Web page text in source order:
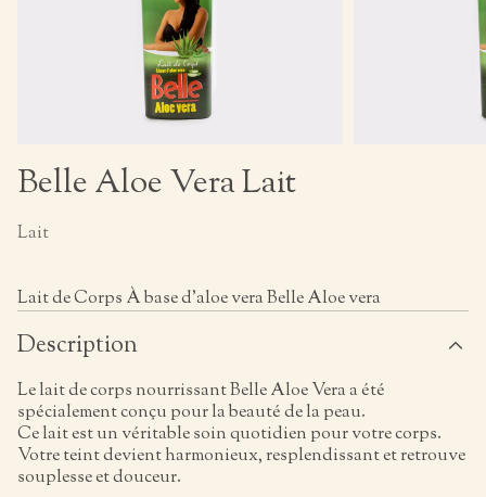
Belle Aloe Vera Lait
Lait
Lait de Corps À base d’aloe vera Belle Aloe vera
Description
Le lait de corps nourrissant Belle Aloe Vera a été
spécialement conçu pour la beauté de la peau.
Ce lait est un véritable soin quotidien pour votre corps.
Votre teint devient harmonieux, resplendissant et retrouve
souplesse et douceur.